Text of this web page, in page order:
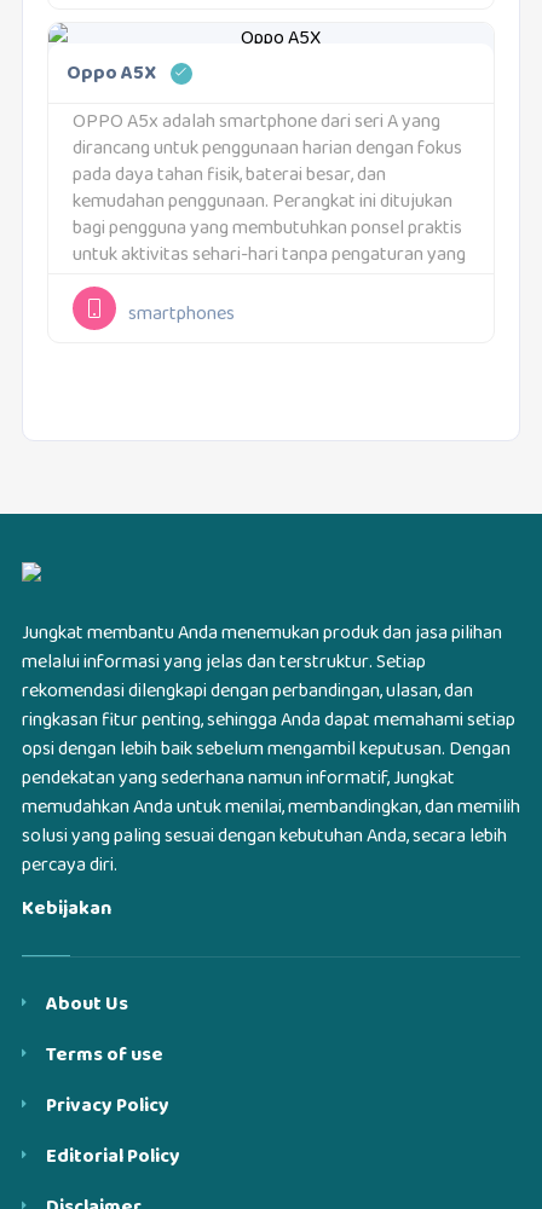
Oppo A5X
OPPO A5x adalah smartphone dari seri A yang
dirancang untuk penggunaan harian dengan fokus
pada daya tahan fisik, baterai besar, dan
kemudahan penggunaan. Perangkat ini ditujukan
bagi pengguna yang membutuhkan ponsel praktis
untuk aktivitas sehari-hari tanpa pengaturan yang
rumit. Pendekatan yang digunakan adalah
menghadirkan fitur inti yang relevan untuk
mobilitas...
smartphones
Jungkat membantu Anda menemukan produk dan jasa pilihan
melalui informasi yang jelas dan terstruktur. Setiap
rekomendasi dilengkapi dengan perbandingan, ulasan, dan
ringkasan fitur penting, sehingga Anda dapat memahami setiap
opsi dengan lebih baik sebelum mengambil keputusan. Dengan
pendekatan yang sederhana namun informatif, Jungkat
memudahkan Anda untuk menilai, membandingkan, dan memilih
solusi yang paling sesuai dengan kebutuhan Anda, secara lebih
percaya diri.
Kebijakan
About Us
Terms of use
Privacy Policy
Editorial Policy